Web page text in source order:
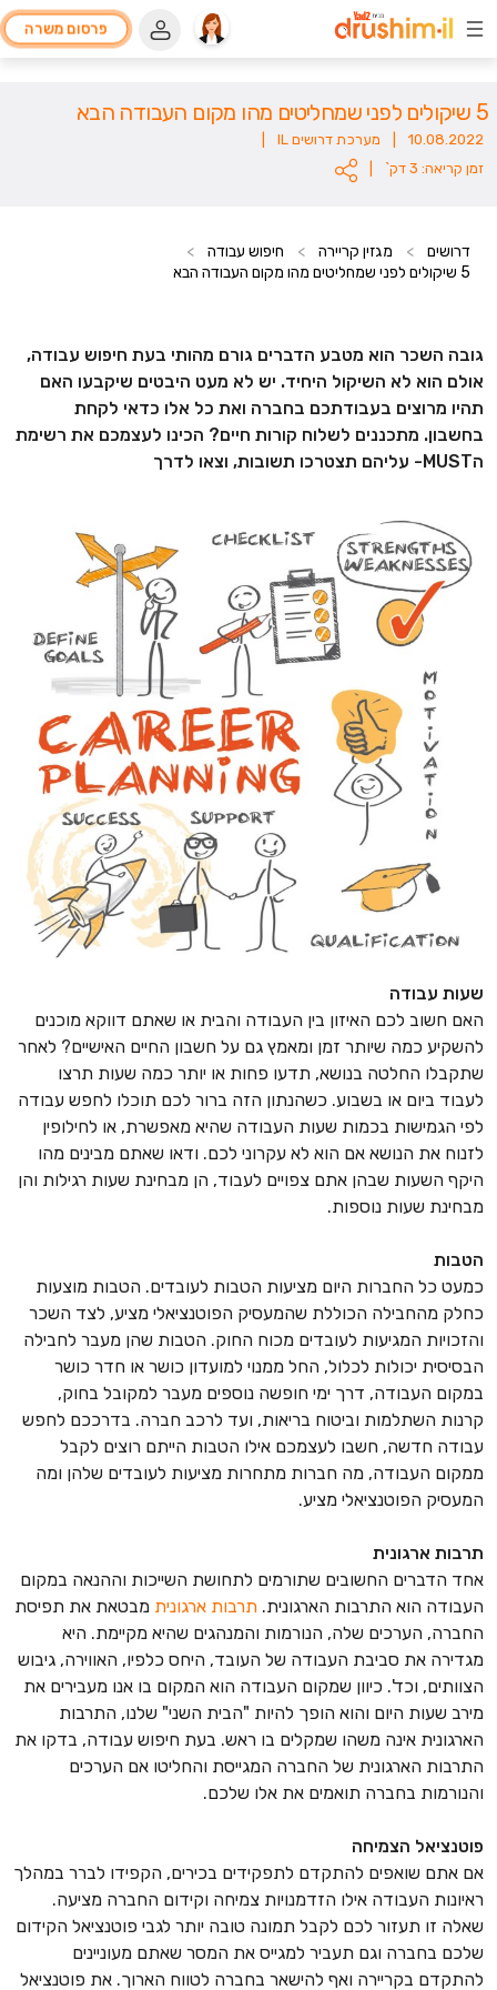
פרסום משרה
5 שיקולים לפני שמחליטים מהו מקום העבודה הבא
10.08.2022 מערכת דרושים IL
זמן קריאה: 3 דק`
דרושים > מגזין קריירה > חיפוש עבודה
>
5 שיקולים לפני שמחליטים מהו מקום העבודה הבא
גובה השכר הוא מטבע הדברים גורם מהותי בעת חיפוש עבודה,
אולם הוא לא השיקול היחיד. יש לא מעט היבטים שיקבעו האם
תהיו מרוצים בעבודתכם בחברה ואת כל אלו כדאי לקחת
בחשבון. מתכננים לשלוח קורות חיים? הכינו לעצמכם את רשימת
ה-MUST עליהם תצטרכו תשובות, וצאו לדרך
שעות עבודה
האם חשוב לכם האיזון בין העבודה והבית או שאתם דווקא מוכנים
להשקיע כמה שיותר זמן ומאמץ גם על חשבון החיים האישיים? לאחר
שתקבלו החלטה בנושא, תדעו פחות או יותר כמה שעות תרצו
לעבוד ביום או בשבוע. כשהנתון הזה ברור לכם תוכלו לחפש עבודה
לפי הגמישות בכמות שעות העבודה שהיא מאפשרת, או לחילופין
לזנוח את הנושא אם הוא לא עקרוני לכם. ודאו שאתם מבינים מהו
היקף השעות שבהן אתם צפויים לעבוד, הן מבחינת שעות רגילות והן
מבחינת שעות נוספות.
הטבות
כמעט כל החברות היום מציעות הטבות לעובדים. הטבות מוצעות
כחלק מהחבילה הכוללת שהמעסיק הפוטנציאלי מציע, לצד השכר
והזכויות המגיעות לעובדים מכוח החוק. הטבות שהן מעבר לחבילה
הבסיסית יכולות לכלול, החל ממנוי למועדון כושר או חדר כושר
במקום העבודה, דרך ימי חופשה נוספים מעבר למקובל בחוק,
קרנות השתלמות וביטוח בריאות, ועד לרכב חברה. בדרככם לחפש
עבודה חדשה, חשבו לעצמכם אילו הטבות הייתם רוצים לקבל
ממקום העבודה, מה חברות מתחרות מציעות לעובדים שלהן ומה
המעסיק הפוטנציאלי מציע.
תרבות ארגונית
אחד הדברים החשובים שתורמים לתחושת השייכות וההנאה במקום
העבודה הוא התרבות הארגונית. תרבות ארגונית מבטאת את תפיסת
החברה, הערכים שלה, הנורמות והמנהגים שהיא מקיימת. היא
מגדירה את סביבת העבודה של העובד, היחס כלפיו, האווירה, גיבוש
הצוותים, וכד'. כיוון שמקום העבודה הוא המקום בו אנו מעבירים את
מירב שעות היום והוא הופך להיות "הבית השני" שלנו, התרבות
הארגונית אינה משהו שמקלים בו ראש. בעת חיפוש עבודה, בדקו את
התרבות הארגונית של החברה המגייסת והחליטו אם הערכים
והנורמות בחברה תואמים את אלו שלכם.
פוטנציאל הצמיחה
אם אתם שואפים להתקדם לתפקידים בכירים, הקפידו לברר במהלך
ראיונות העבודה אילו הזדמנויות צמיחה וקידום החברה מציעה.
שאלה זו תעזור לכם לקבל תמונה טובה יותר לגבי פוטנציאל הקידום
שלכם בחברה וגם תעביר למגייס את המסר שאתם מעוניינים
להתקדם בקריירה ואף להישאר בחברה לטווח הארוך. את פוטנציאל